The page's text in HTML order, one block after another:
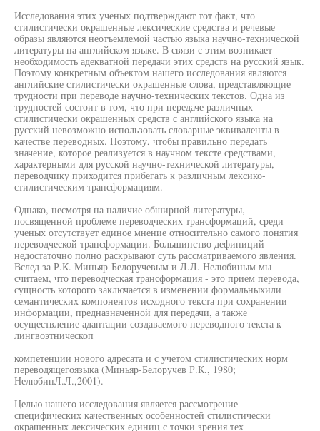
Исследования этих ученых подтверждают тот факт, что
стилистически окрашенные лексические средства и речевые
образы являются неотъемлемой частью языка научно-технической
литературы на английском языке. В связи с этим возникает
необходимость адекватной передачи этих средств на русский язык.
Поэтому конкретным объектом нашего исследования являются
английские стилистически окрашенные слова, представляющие
трудности при переводе научно-технических текстов. Одна из
трудностей состоит в том, что при передаче различных
стилистически окрашенных средств с английского языка на
русский невозможно использовать словарные эквиваленты в
качестве переводных. Поэтому, чтобы правильно передать
значение, которое реализуется в научном тексте средствами,
характерными для русской научно-технической литературы,
переводчику приходится прибегать к различным лексико-
стилистическим трансформациям.
Однако, несмотря на наличие обширной литературы,
посвященной проблеме переводческих трансформаций, среди
ученых отсутствует единое мнение относительно самого понятия
переводческой трансформации. Большинство дефиниций
недостаточно полно раскрывают суть рассматриваемого явления.
Вслед за Р.К. Миньяр-Белоручевым и Л.Л. Нелюбиным мы
считаем, что переводческая трансформация - это прием перевода,
сущность которого заключается в изменении формальныхили
семантических компонентов исходного текста при сохранении
информации, предназначенной для передачи, а также
осуществление адаптации создаваемого переводного текста к
лингвоэтническоп
компетенции нового адресата и с учетом стилистических норм
переводящегоязыка (Миньяр-Белоручев Р.К., 1980;
НелюбинЛ.Л.,2001).
Целью нашего исследования является рассмотрение
специфических качественных особенностей стилистически
окрашенных лексических единиц с точки зрения тех